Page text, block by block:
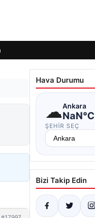
Hava Durumu
☁Ankara
NaN°C
ŞEHIR SEÇ
Bizi Takip Edin